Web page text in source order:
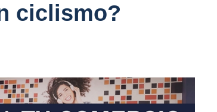
ciclismo?